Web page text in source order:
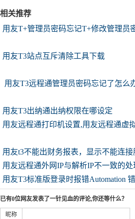
相关推荐
用友T+管理员密码忘记T+修改管理员
用友T3站点互斥清除工具下载
用友T3远程通管理员密码忘记了怎么
用友T3出纳通出纳权限在哪设定
用友远程通打印机设置,用友远程通虚
用友t3不能出财务报表，显示不能连接
用友远程通外网IP与解析IP不一致的处
用友T3标准版登录时报错Automation
已有0位网友发表了一针见血的评论,你还等什么？
昵称